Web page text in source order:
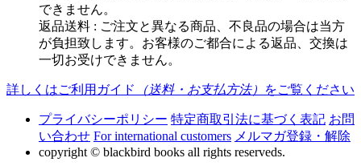
できません。
返品送料 : ご注文と異なる商品、不良品の場合は当方
が負担致します。お客様のご都合による返品、交換は
一切お受けできません。
詳しくはご利用ガイド （送料・お支払方法） をご覧ください
プライバシーポリシー 特定商取引法に基づく表記 お問
い合わせ For international customers メルマガ登録・解除
copyright © blackbird books all rights reserveds.